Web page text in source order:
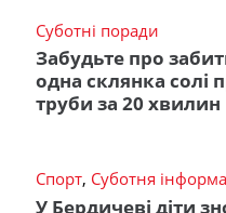
Суботні поради
Забудьте про
одна склянка солі
труби за 20 хвилин
Спорт, Суботня
У Бердичеві діти